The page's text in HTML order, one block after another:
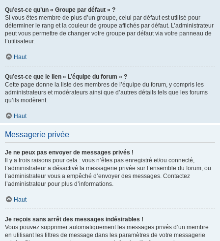
Qu’est-ce qu’un « Groupe par défaut » ?
Si vous êtes membre de plus d’un groupe, celui par défaut est utilisé pour
déterminer le rang et la couleur de groupe affichés par défaut. L’administrateur
peut vous permettre de changer votre groupe par défaut via votre panneau de
l’utilisateur.
Haut
Qu’est-ce que le lien « L’équipe du forum » ?
Cette page donne la liste des membres de l’équipe du forum, y compris les
administrateurs et modérateurs ainsi que d’autres détails tels que les forums
qu’ils modèrent.
Haut
Messagerie privée
Je ne peux pas envoyer de messages privés !
Il y a trois raisons pour cela : vous n’êtes pas enregistré et/ou connecté,
l’administrateur a désactivé la messagerie privée sur l’ensemble du forum, ou
l’administrateur vous a empêché d’envoyer des messages. Contactez
l’administrateur pour plus d’informations.
Haut
Je reçois sans arrêt des messages indésirables !
Vous pouvez supprimer automatiquement les messages privés d’un membre
en utilisant les filtres de message dans les paramètres de votre messagerie